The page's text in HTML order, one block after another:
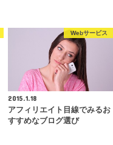
Webサービス
2015.1.18
アフィリエイト目線でみるお
すすめなブログ選び